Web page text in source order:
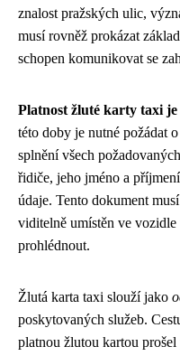
znalost pražských ulic,
musí rovněž prokázat
schopen komunikovat se
Platnost žluté karty taxi je
této doby je nutné požádat
splnění všech
řidiče, jeho jméno a
údaje. Tento dokument
viditelně umístěn ve
prohlédnout.
Žlutá karta taxi slouží jako
poskytovaných služeb.
platnou žlutou kartou